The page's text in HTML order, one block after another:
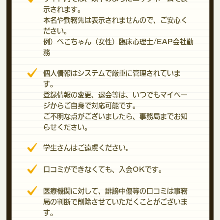
示されます。
本名や勤務先は表示されませんので、ご安心く
ださい。
例）ぺこちゃん（女性）臨床心理士/EAP会社勤
務
個人情報はシステムで厳重に管理されていま
す。
登録情報の変更、退会等は、いつでもマイペー
ジからご自身で対応可能です。
ご不明な点がございましたら、事務局までお知
らせください。
学生さんはご遠慮ください。
口コミができなくても、入会OKです。
医療機関に対して、誹謗中傷等の口コミは事務
局の判断で削除させていただくことがございま
す。